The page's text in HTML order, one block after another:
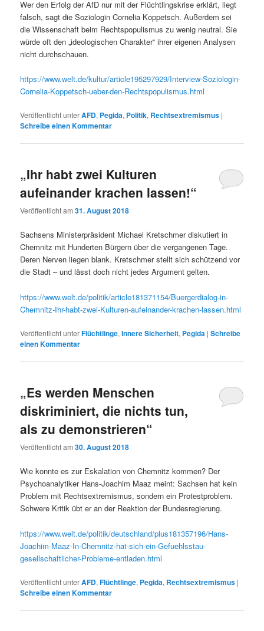
Wer den Erfolg der AfD nur mit der Flüchtlingskrise erklärt, liegt
falsch, sagt die Soziologin Cornelia Koppetsch. Außerdem sei
die Wissenschaft beim Rechtspopulismus zu wenig neutral. Sie
würde oft den „ideologischen Charakter“ ihrer eigenen Analysen
nicht durchschauen.
https://www.welt.de/kultur/article195297929/Interview-Soziologin-
Cornelia-Koppetsch-ueber-den-Rechtspopulismus.html
Veröffentlicht unterAFD, Pegida, Politik, Rechtsextremismus |
Schreibe einen Kommentar
„Ihr habt zwei Kulturen
aufeinander krachen lassen!“
Veröffentlicht am31. August 2018
Sachsens Ministerpräsident Michael Kretschmer diskutiert in
Chemnitz mit Hunderten Bürgern über die vergangenen Tage.
Deren Nerven liegen blank. Kretschmer stellt sich schützend vor
die Stadt – und lässt doch nicht jedes Argument gelten.
https://www.welt.de/politik/article181371154/Buergerdialog-in-
Chemnitz-Ihr-habt-zwei-Kulturen-aufeinander-krachen-lassen.html
Veröffentlicht unterFlüchtlinge,Innere Sicherheit, Pegida |Schreibe
einen Kommentar
„Es werden Menschen
diskriminiert, die nichts tun,
als zu demonstrieren“
Veröffentlicht am30. August 2018
Wie konnte es zur Eskalation von Chemnitz kommen? Der
Psychoanalytiker Hans-Joachim Maaz meint: Sachsen hat kein
Problem mit Rechtsextremismus, sondern ein Protestproblem.
Schwere Kritik übt er an der Reaktion der Bundesregierung.
https://www.welt.de/politik/deutschland/plus181357196/Hans-
Joachim-Maaz-In-Chemnitz-hat-sich-ein-Gefuehlsstau-
gesellschaftlicher-Probleme-entladen.html
Veröffentlicht unterAFD,Flüchtlinge, Pegida, Rechtsextremismus |
Schreibe einen Kommentar